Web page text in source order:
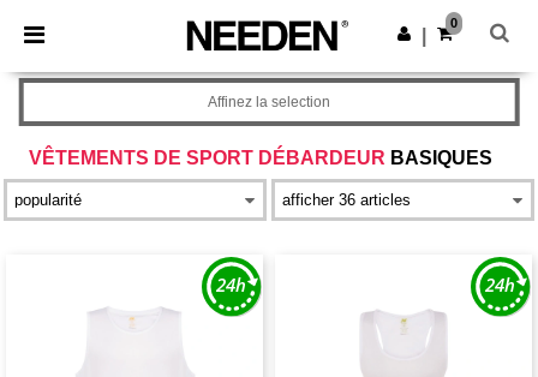
× Appli Needen
Meilleurs prix sur l’app !
Obtenir l'appli
0
VÊTEMENTS DE SPORT DÉBARDEUR BASIQUES
Affinez la selection